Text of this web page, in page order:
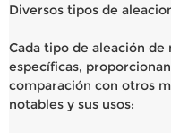
Diversos tipos de
Cada tipo de aleación de
específicas,
comparación con otros
notables y sus usos: